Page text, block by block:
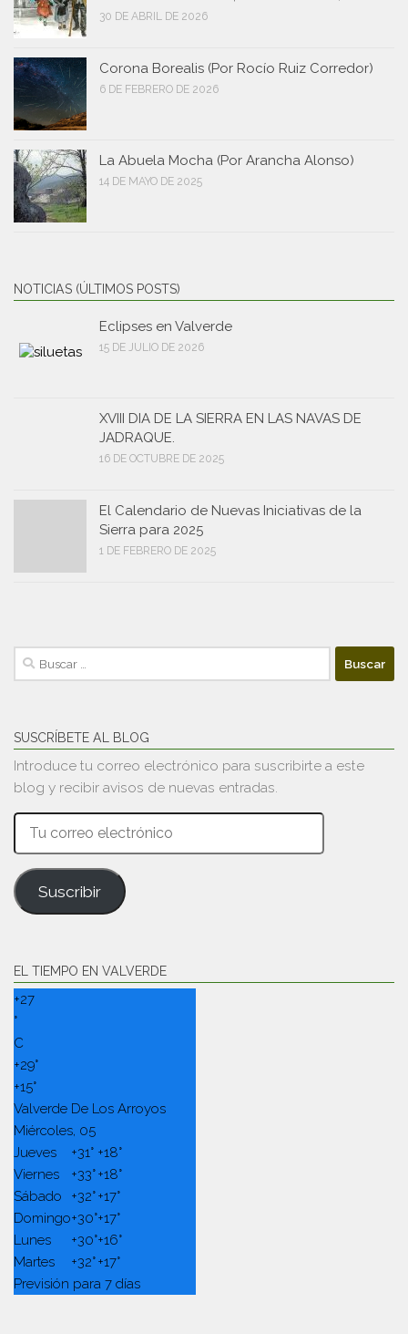
30 DE ABRIL DE 2026
Corona Borealis (Por Rocío Ruiz Corredor)
6 DE FEBRERO DE 2026
La Abuela Mocha (Por Arancha Alonso)
14 DE MAYO DE 2025
NOTICIAS (ÚLTIMOS POSTS)
Eclipses en Valverde
15 DE JULIO DE 2026
XVIII DIA DE LA SIERRA EN LAS NAVAS DE
JADRAQUE.
16 DE OCTUBRE DE 2025
El Calendario de Nuevas Iniciativas de la
Sierra para 2025
1 DE FEBRERO DE 2025
Buscar:
SUSCRÍBETE AL BLOG
Introduce tu correo electrónico para suscribirte a este
blog y recibir avisos de nuevas entradas.
Tu
correo
electrónico
Suscribir
EL TIEMPO EN VALVERDE
+27
°
C
+29°
+15°
Valverde De Los Arroyos
Miércoles, 05
Jueves
+31° +18°
Viernes
+33°+18°
Sábado
+32°+17°
Domingo+30°+17°
Lunes
+30°+16°
Martes
+32°+17°
Previsión para 7 días